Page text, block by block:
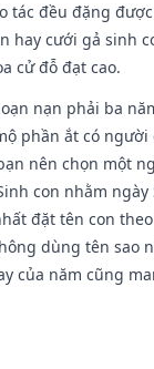
tác đều đặng
hay cưới gả sinh
cử đỗ đạt cao.
nạn phải ba
phần ắt có người
nên chọn một
con nhằm ngày
đặt tên con
dùng tên sao
của năm cũng